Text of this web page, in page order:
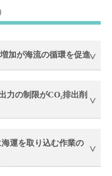
加が海流の循環を促進
力の制限がCO₂排出削
海運を取り込む作業の